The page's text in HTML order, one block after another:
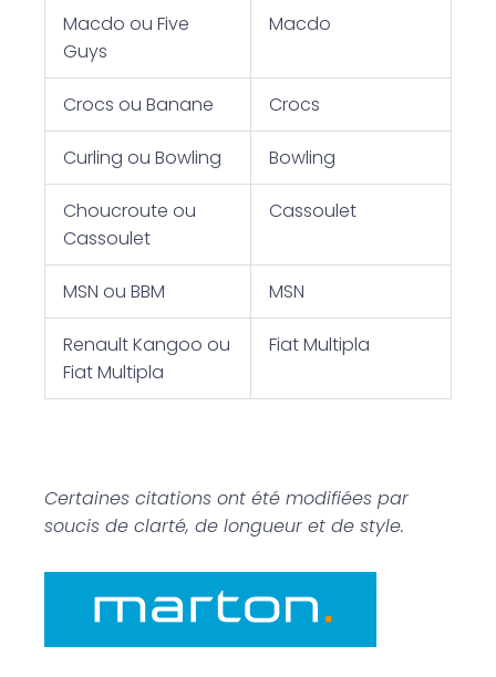
Macdo ou Five
Guys
Macdo
Crocs ou Banane Crocs
Curling ou Bowling Bowling
Choucroute ou
Cassoulet
Cassoulet
MSN ou BBM MSN
Renault Kangoo ou
Fiat Multipla
Fiat Multipla
Certaines citations ont été modifiées par
soucis de clarté, de longueur et de style.